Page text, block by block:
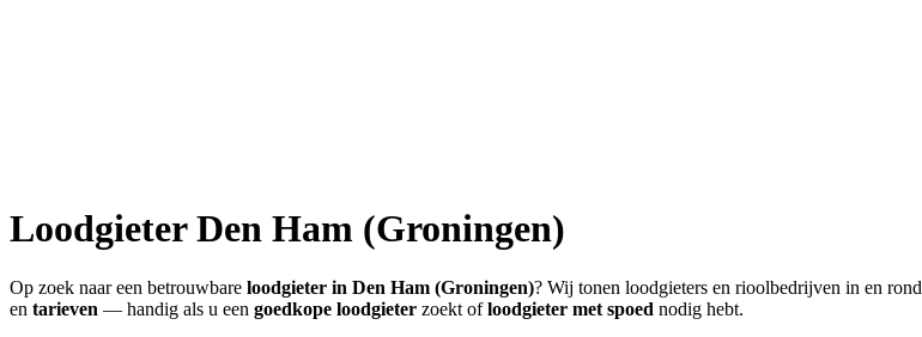
LoodgieterDen Ham (Groningen)
Op zoek naar een betrouwbare loodgieter in Den Ham (Groningen)? Wij tonen loodgieters en rioolbedrijven in en rond
en tarieven — handig als u een goedkope loodgieter zoekt ofloodgieter met spoed nodig hebt.